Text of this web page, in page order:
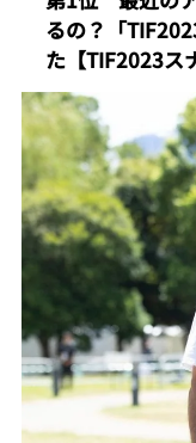
るの？「
た【TIF2023ス